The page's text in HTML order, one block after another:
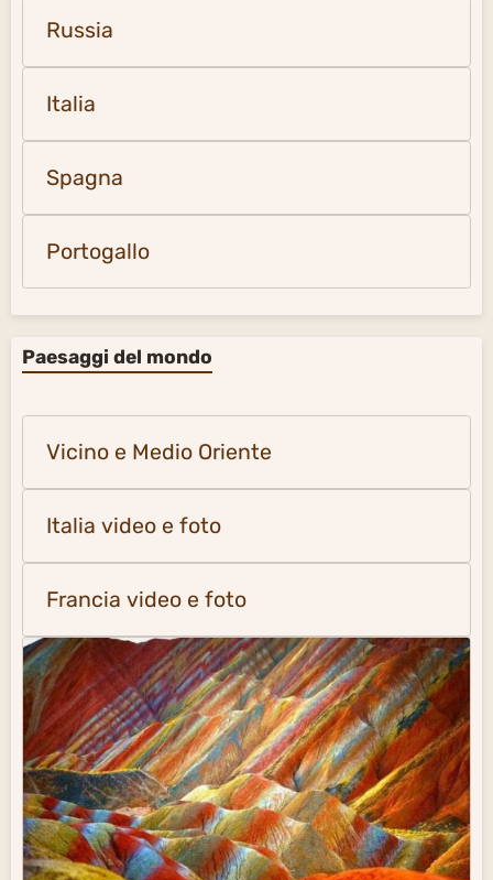
Russia
Italia
Spagna
Portogallo
Paesaggi del mondo
Vicino e Medio Oriente
Italia video e foto
Francia video e foto